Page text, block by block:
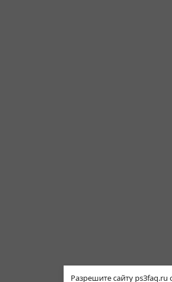
Разрешите сайту ps3faq.ru